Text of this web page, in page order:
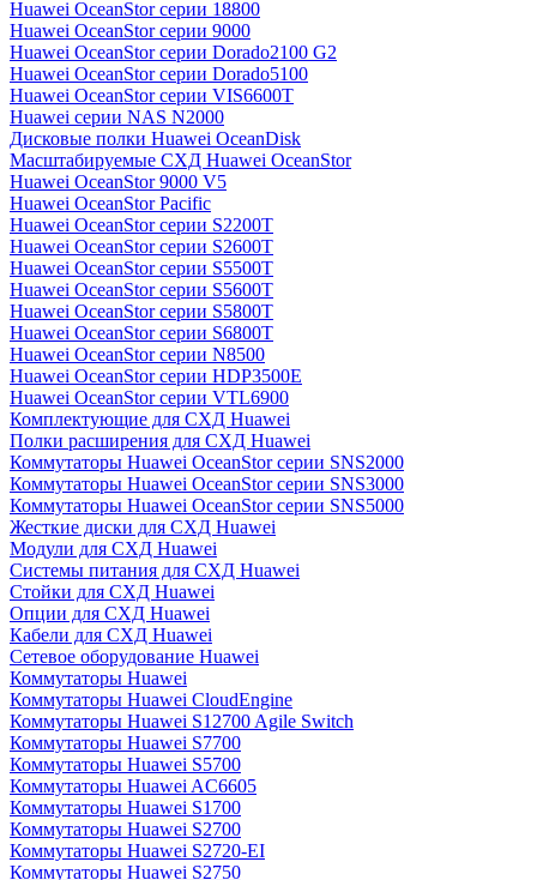
Huawei OceanStor серии 18800
Huawei OceanStor серии 9000
Huawei OceanStor серии Dorado2100 G2
Huawei OceanStor серии Dorado5100
Huawei OceanStor серии VIS6600T
Huawei серии NAS N2000
Дисковые полки Huawei OceanDisk
Масштабируемые СХД Huawei OceanStor
Huawei OceanStor 9000 V5
Huawei OceanStor Pacific
Huawei OceanStor серии S2200T
Huawei OceanStor серии S2600T
Huawei OceanStor серии S5500T
Huawei OceanStor серии S5600T
Huawei OceanStor серии S5800T
Huawei OceanStor серии S6800T
Huawei OceanStor серии N8500
Huawei OceanStor серии HDP3500E
Huawei OceanStor серии VTL6900
Комплектующие для СХД Huawei
Полки расширения для СХД Huawei
Коммутаторы Huawei OceanStor серии SNS2000
Коммутаторы Huawei OceanStor серии SNS3000
Коммутаторы Huawei OceanStor серии SNS5000
Жесткие диски для СХД Huawei
Модули для СХД Huawei
Системы питания для СХД Huawei
Стойки для СХД Huawei
Опции для СХД Huawei
Кабели для СХД Huawei
Сетевое оборудование Huawei
Коммутаторы Huawei
Коммутаторы Huawei CloudEngine
Коммутаторы Huawei S12700 Agile Switch
Коммутаторы Huawei S7700
Коммутаторы Huawei S5700
Коммутаторы Huawei AC6605
Коммутаторы Huawei S1700
Коммутаторы Huawei S2700
Коммутаторы Huawei S2720-EI
Коммутаторы Huawei S2750